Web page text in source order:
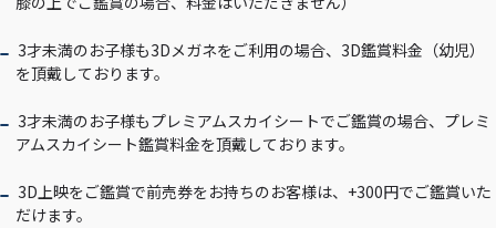
3才未満のお子様も3Dメガネをご利用の場合、3D鑑賞料金（幼児）
を頂戴しております。
3才未満のお子様もプレミアムスカイシートでご鑑賞の場合、プレミ
アムスカイシート鑑賞料金を頂戴しております。
3D上映をご鑑賞で前売券をお持ちのお客様は、+300円でご鑑賞いた
だけます。